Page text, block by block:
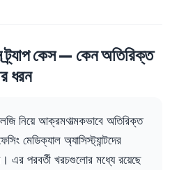
ট্র্যাপ কেস — কেন অতিরিক্ত
ধরন
নিয়ে আক্রমণাত্মকভাবে অতিরিক্ত
মেডিক্যাল অ্যাসিস্ট্যান্টদের
এর পরবর্তী খরচগুলোর মধ্যে রয়েছে